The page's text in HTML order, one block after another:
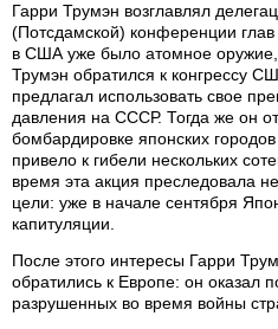
Гарри Трумэн возглавлял
(Потсдамской) конференции
в США уже было атомное оружие,
Трумэн обратился к конгрессу
предлагал использовать свое
давления на СССР. Тогда же он
бомбардировке японских
привело к гибели нескольких
время эта акция преследовала
цели: уже в начале сентября
капитуляции.
После этого интересы Гарри
обратились к Европе: он оказал
разрушенных во время войны